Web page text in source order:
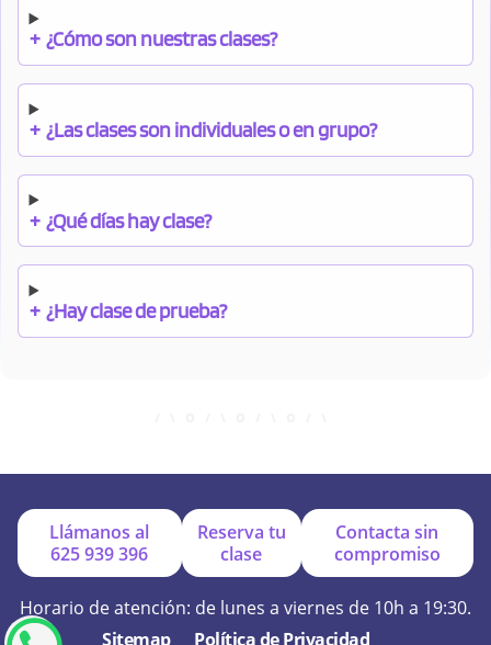
+ ¿Cómo son nuestras clases?
+ ¿Las clases son individuales o en grupo?
+ ¿Qué días hay clase?
+ ¿Hay clase de prueba?
+ ¿Por qué online?
Llámanos al
625 939 396
Reserva tu
clase
Contacta sin
compromiso
Horario de atención: de lunes a viernes de 10h a 19:30.
Sitemap
Política de Privacidad